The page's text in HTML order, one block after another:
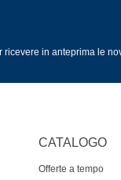
in anteprima le
CATALOGO
Offerte a tempo